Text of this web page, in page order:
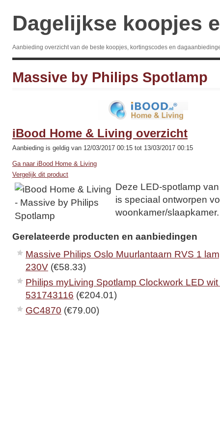
Dagelijkse koopjes
Aanbieding overzicht van de beste koopjes, kortingscodes en
Massive by Philips Spotlamp
iBood Home & Living overzicht
Aanbieding is geldig van 12/03/2017 00:15 tot 13/03/2017 00:15
Ga naar iBood Home & Living
Vergelijk dit product
Deze LED-spotlamp
is speciaal ontworpen
woonkamer/slaapkamer.
Gerelateerde producten en aanbiedingen
Massive Philips Oslo Muurlantaarn RVS 1
230V (€58.33)
Philips myLiving Spotlamp Clockwork LED
531743116 (€204.01)
GC4870 (€79.00)